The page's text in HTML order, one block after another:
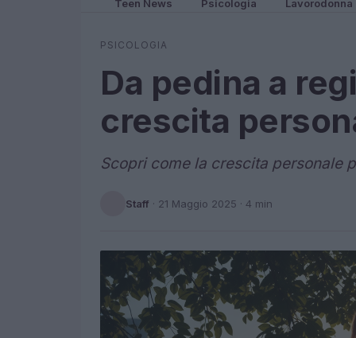
Teen News Psicologia Lavorodonna
PSICOLOGIA
Da pedina a
crescita
Scopri come la crescita personale
Staff · 21 Maggio 2025 · 4 min